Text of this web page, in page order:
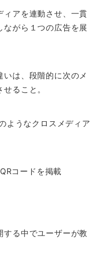
ィアを連動させ、一貫
ながら１つの広告を展
は、段階的に次のメ
ること。
ようなクロスメディア
コードを掲載
する中でユーザーが教